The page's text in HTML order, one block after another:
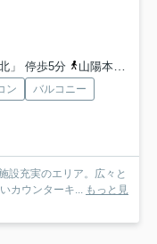
」 停歩5分
山陽本線「北長瀬」駅 徒歩22分
ン
バルコニー
設充実のエリア。広々と
カウンターキ...
もっと見